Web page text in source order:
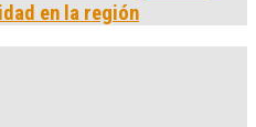
en la región